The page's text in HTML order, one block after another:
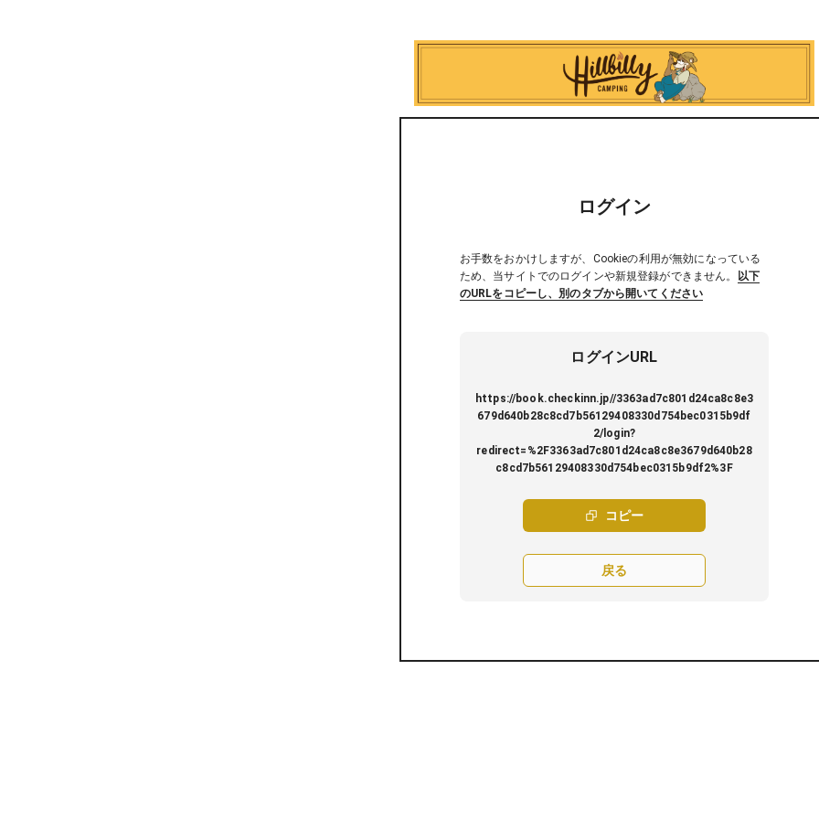
ログイン
お手数をおかけしますが、Cookieの利用が無効になっている
ため、当サイトでのログインや新規登録ができません。
以下
のURLをコピーし、別のタブから開いてください
ログインURL
https://book.checkinn.jp//3363ad7c801d24ca8c8e3
679d640b28c8cd7b56129408330d754bec0315b9df
2/login?
redirect=%2F3363ad7c801d24ca8c8e3679d640b28
c8cd7b56129408330d754bec0315b9df2%3F
コピー
戻る